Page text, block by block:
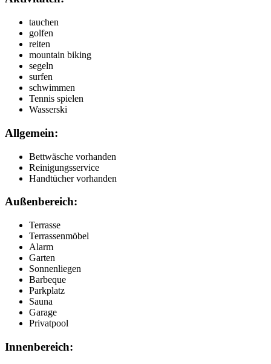
tauchen
golfen
reiten
mountain biking
segeln
surfen
schwimmen
Tennis spielen
Wasserski
Allgemein:
Bettwäsche vorhanden
Reinigungsservice
Handtücher vorhanden
Außenbereich:
Terrasse
Terrassenmöbel
Alarm
Garten
Sonnenliegen
Barbeque
Parkplatz
Sauna
Garage
Privatpool
Innenbereich: